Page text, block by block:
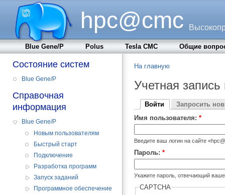
hpc@cmc
Blue Gene/P Polus Tesla CMC Общие
Состояние систем
Blue Gene/P
Справочная
информация
Blue Gene/P
Новым пользователям
Быстрый старт
Подключение
Разработка программ
Запуск заданий
Программное обеспечение
На главную
Учетная запись
Войти
Запросить
Имя пользователя: *
Введите ваш логин на сайте
Пароль: *
Укажите пароль, отвечающий
CAPTCHA